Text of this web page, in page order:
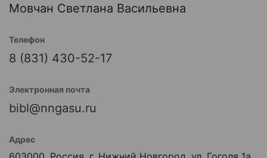
Мовчан Светлана Васильевна
Телефон
8 (831) 430-52-17
Электронная почта
bibl@nngasu.ru
Адрес